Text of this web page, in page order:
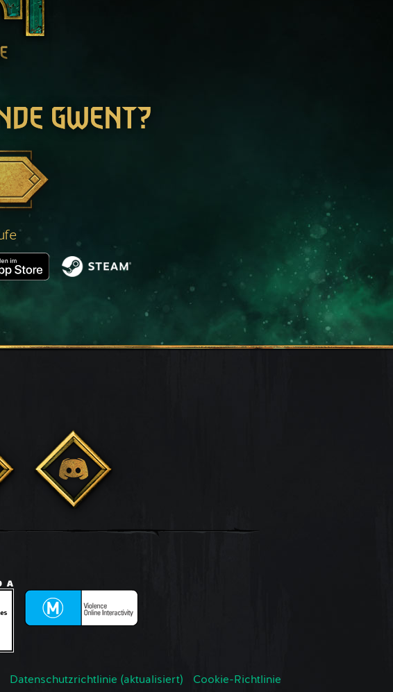
GWENT?
Datenschutzrichtlinie (aktualisiert)
Cookie-Richtlinie